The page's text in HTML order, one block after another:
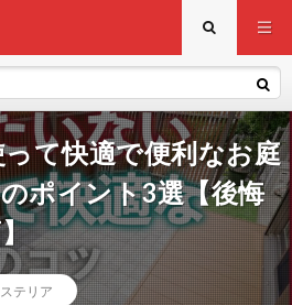
て快適で便利なお庭
ポイント3選【後悔
テリア